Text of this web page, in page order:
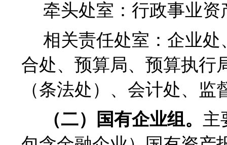
牵头处室：行政事业资
相关责任处室：企业
合处、预算局、预算执行
（条法处）、会计处、
（二）国有企业组。 主